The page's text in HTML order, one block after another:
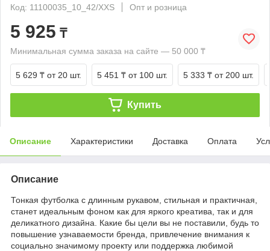
Код: 11100035_10_42/XXS
Опт и розница
5 925 ₸
Минимальная сумма заказа на сайте — 50 000 ₸
5 629 ₸ от 20 шт. 5 451 ₸ от 100 шт. 5 333 ₸ от 200 шт.
Купить
Описание Характеристики Доставка Оплата
Описание
Тонкая футболка с длинным рукавом, стильная и практичная,
станет идеальным фоном как для яркого креатива, так и для
деликатного дизайна. Какие бы цели вы не поставили, будь то
повышение узнаваемости бренда, привлечение внимания к
социально значимому проекту или поддержка любимой